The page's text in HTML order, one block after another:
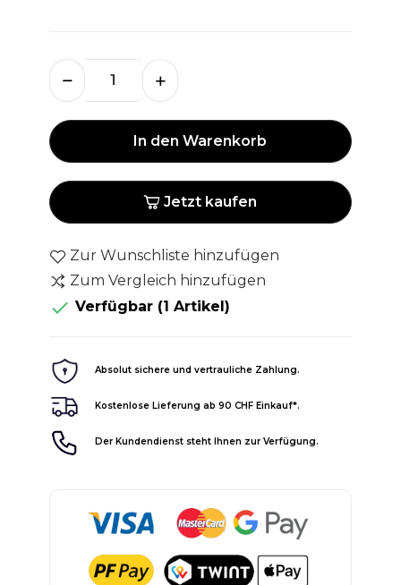
In den Warenkorb
Jetzt kaufen
Zur Wunschliste hinzufügen
Zum Vergleich hinzufügen
 Verfügbar (1 Artikel)
Absolut sichere und vertrauliche Zahlung.
Kostenlose Lieferung ab 90 CHF Einkauf*.
Der Kundendienst steht Ihnen zur Verfügung.